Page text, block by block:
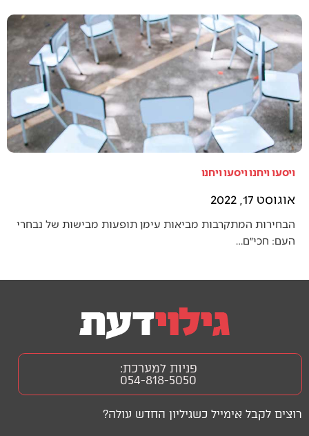
ויסעו ויחנו ויסעו ויחנו
אוגוסט 17, 2022
הבחירות המתקרבות מביאות עימן תופעות מבישות של נבחרי
העם: חכי״ם…
רוצים לקבל אימייל כשגיליון החדש עולה?
פניות למערכת:
054-818-5050